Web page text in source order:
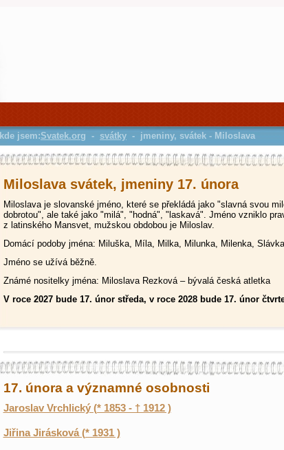
Miloslava svátek, jmeniny 17. února
Miloslava je slovanské jméno, které se překládá jako "slavná svou
dobrotou", ale také jako "milá", "hodná", "laskavá". Jméno vzniklo
z latinského Mansvet, mužskou obdobou je Miloslav.
Domácí podoby jména: Miluška, Míla, Milka, Milunka, Milenka,
Jméno se užívá běžně.
Známé nositelky jména: Miloslava Rezková – bývalá česká atletka
V roce 2027 bude 17. únor středa, v roce 2028 bude 17. únor
17. února a významné osobnosti
Jaroslav Vrchlický (* 1853 - † 1912 )
Jiřina Jirásková (* 1931 )
kde jsem:Svatek.org - svátky - jmeniny, svátek - Miloslava